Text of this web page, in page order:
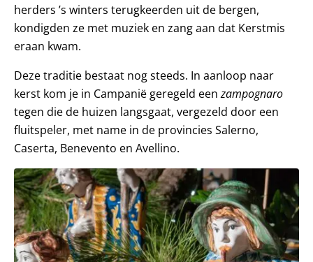
herders ’s winters terugkeerden uit de bergen,
kondigden ze met muziek en zang aan dat Kerstmis
eraan kwam.
Deze traditie bestaat nog steeds. In aanloop naar
kerst kom je in Campanië geregeld eenzampognaro
tegen die de huizen langsgaat, vergezeld door een
fluitspeler, met name in de provincies Salerno,
Caserta, Benevento en Avellino.